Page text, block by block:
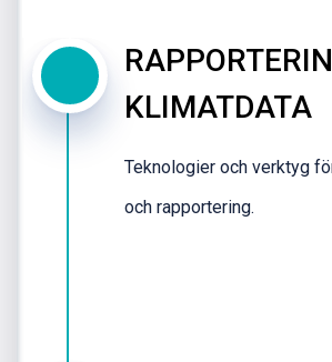
KLIMATDATA
Teknologier och verktyg
och rapportering.